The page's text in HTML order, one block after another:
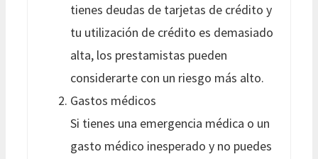
tienes deudas de tarjetas de crédito y
tu utilización de crédito es demasiado
alta, los prestamistas pueden
considerarte con un riesgo más alto.
Gastos médicos
Si tienes una emergencia médica o un
gasto médico inesperado y no puedes